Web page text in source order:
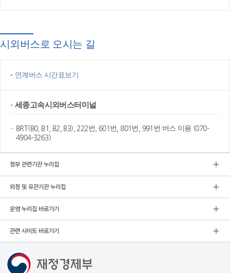
시외버스로 오시는 길
연계버스 시간표보기
세종고속시외버스터미널
BRT(B0, B1, B2, B3), 222번, 601번, 801번, 991번 버스 이용 (070-
4904-3263)
정부 관련기관 누리집
외청 및 유관기관 누리집
운영 누리집 바로가기
관련 사이트 바로가기